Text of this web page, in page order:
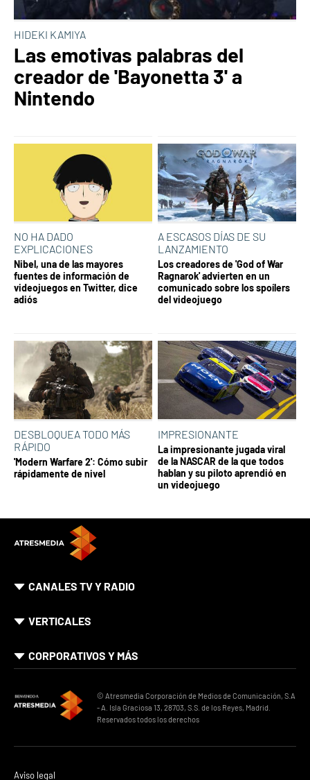
HIDEKI KAMIYA
Las emotivas palabras del
creador de 'Bayonetta 3' a
Nintendo
NO HA DADO
EXPLICACIONES
Nibel, una de las mayores
fuentes de información de
videojuegos en Twitter, dice
adiós
A ESCASOS DÍAS DE SU
LANZAMIENTO
Los creadores de 'God of War
Ragnarok' advierten en un
comunicado sobre los spoílers
del videojuego
DESBLOQUEA TODO MÁS
RÁPIDO
'Modern Warfare 2': Cómo subir
rápidamente de nivel
IMPRESIONANTE
La impresionante jugada viral
de la NASCAR de la que todos
hablan y su piloto aprendió en
un videojuego
CANALES TV Y RADIO
VERTICALES
CORPORATIVOS Y MÁS
© Atresmedia Corporación de Medios de Comunicación, S.A
- A. Isla Graciosa 13, 28703, S.S. de los Reyes, Madrid.
Reservados todos los derechos
Aviso legal